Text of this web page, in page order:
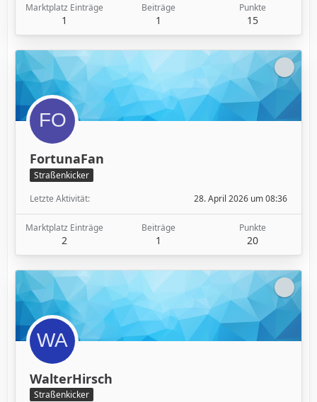
Marktplatz Einträge
1
Beiträge
1
Punkte
15
FortunaFan
Straßenkicker
Letzte Aktivität
28. April 2026 um 08:36
Marktplatz Einträge
2
Beiträge
1
Punkte
20
WalterHirsch
Straßenkicker